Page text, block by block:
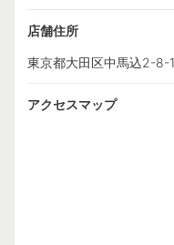
店舗住所
東京都大田区中馬込2-8-
アクセスマップ